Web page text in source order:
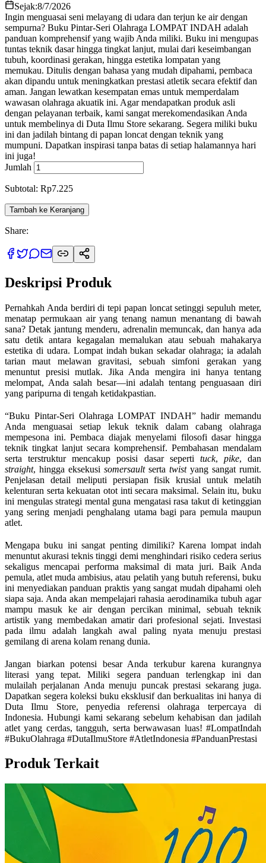
Sejak:8/7/2026
Ingin menguasai seni melayang di udara dan terjun ke air dengan
sempurna? Buku Pintar-Seri Olahraga LOMPAT INDAH adalah
panduan komprehensif yang wajib Anda miliki. Buku ini mengupas
tuntas teknik dasar hingga tingkat lanjut, mulai dari keseimbangan
tubuh, koordinasi gerakan, hingga estetika lompatan yang
memukau. Ditulis dengan bahasa yang mudah dipahami, pembaca
akan dipandu untuk meningkatkan prestasi atletik secara efektif dan
aman. Jangan lewatkan kesempatan emas untuk memperdalam
wawasan olahraga akuatik ini. Agar mendapatkan produk asli
dengan pelayanan terbaik, kami sangat merekomendasikan Anda
untuk membelinya di Duta Ilmu Store sekarang. Segera miliki buku
ini dan jadilah bintang di papan loncat dengan teknik yang
mumpuni. Dapatkan inspirasi tanpa batas di setiap halamannya hari
ini juga!
Jumlah
Subtotal: Rp7.225
Tambah ke Keranjang
Share:
Deskripsi Produk
Pernahkah Anda berdiri di tepi papan loncat setinggi sepuluh meter,
menatap permukaan air yang tenang namun menantang di bawah
sana? Detak jantung menderu, adrenalin memuncak, dan hanya ada
satu detik antara kegagalan memalukan atau sebuah mahakarya
estetika di udara. Lompat indah bukan sekadar olahraga; ia adalah
tarian maut melawan gravitasi, sebuah simfoni gerakan yang
menuntut presisi mutlak. Jika Anda mengira ini hanya tentang
melompat, Anda salah besar—ini adalah tentang penguasaan diri
yang paripurna di tengah ketidakpastian.
“Buku Pintar-Seri Olahraga LOMPAT INDAH” hadir memandu
Anda menguasai setiap lekuk teknik dalam cabang olahraga
mempesona ini. Pembaca diajak menyelami filosofi dasar hingga
teknik tingkat lanjut secara komprehensif. Pembahasan mendalam
serta terstruktur mencakup posisi dasar seperti tuck, pike, dan
straight, hingga eksekusi somersaultserta twistyang sangat rumit.
Penjelasan detail meliputi persiapan fisik krusial untuk melatih
kelenturan serta kekuatan otot inti secara maksimal. Selain itu, buku
ini mengulas strategi mental guna mengatasi rasa takut di ketinggian
yang sering menjadi penghalang utama bagi para pemula maupun
atlet.
Mengapa buku ini sangat penting dimiliki? Karena lompat indah
menuntut akurasi teknis tinggi demi menghindari risiko cedera serius
sekaligus mencapai performa maksimal di mata juri. Baik Anda
pemula, atlet muda ambisius, atau pelatih yang butuh referensi, buku
ini menyediakan panduan praktis yang sangat mudah dipahami oleh
siapa saja. Anda akan mempelajari rahasia aerodinamika tubuh agar
mampu masuk ke air dengan percikan minimal, sebuah teknik
artistik yang membedakan amatir dari profesional sejati. Investasi
pada ilmu adalah langkah awal paling nyata menuju prestasi
gemilang di arena kolam renang dunia.
Jangan biarkan potensi besar Anda terkubur karena kurangnya
literasi yang tepat. Miliki segera panduan terlengkap ini dan
mulailah perjalanan Anda menuju puncak prestasi sekarang juga.
Dapatkan segera koleksi buku eksklusif dan berkualitas ini hanya di
Duta Ilmu Store, penyedia referensi olahraga terpercaya di
Indonesia. Hubungi kami sekarang sebelum kehabisan dan jadilah
atlet yang cerdas, tangguh, serta berwawasan luas! #LompatIndah
#BukuOlahraga #DutaIlmuStore #AtletIndonesia #PanduanPrestasi
Produk Terkait